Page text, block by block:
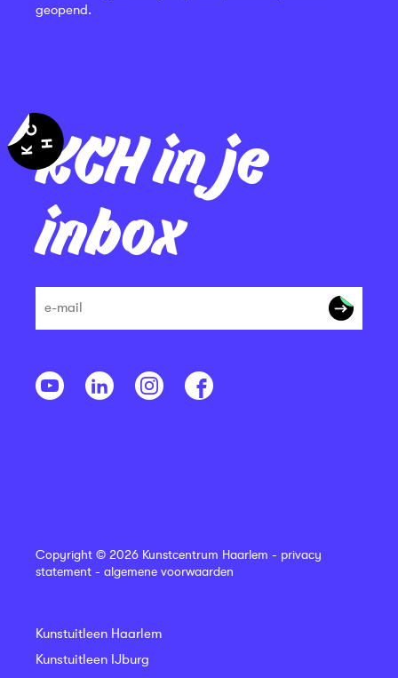
KCH in je
inbox
geopend.
Copyright © 2026 Kunstcentrum Haarlem - privacy
statement - algemene voorwaarden
Kunstuitleen Haarlem
Kunstuitleen IJburg